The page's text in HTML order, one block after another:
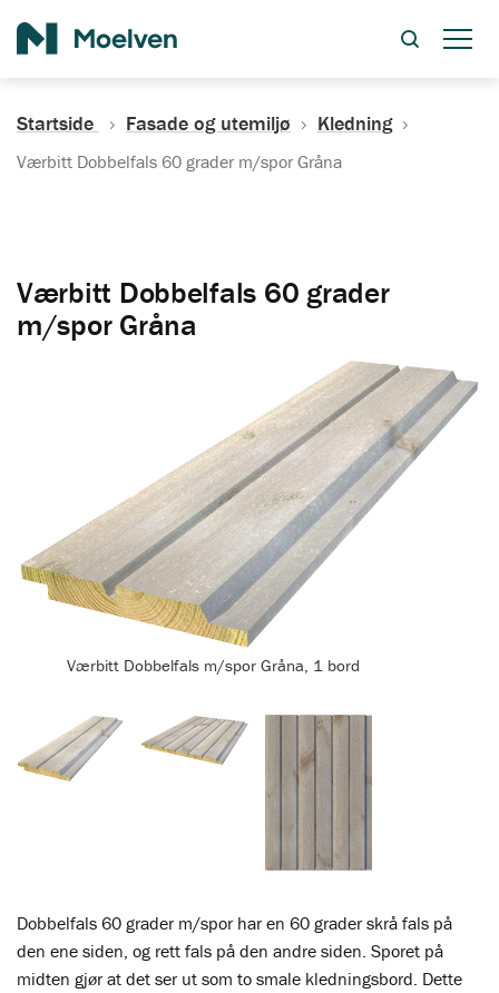
Startside Fasade og utemiljø Kledning
Værbitt Dobbelfals 60 grader m/spor Gråna
Dobbelfals 60 grader m/spor har en 60 grader skrå fals på
den ene siden, og rett fals på den andre siden. Sporet på
midten gjør at det ser ut som to smale kledningsbord. Dette
Værbitt Dobbelfals 60 grader
m/spor Gråna
Værbitt Dobbelfals m/spor Gråna, 1 bord